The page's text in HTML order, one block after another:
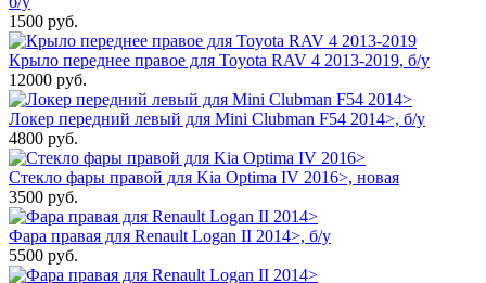
1500 руб.
Крыло переднее правое для Toyota RAV 4 2013-2019, б/у
12000 руб.
Локер передний левый для Mini Clubman F54 2014>, б/у
4800 руб.
Стекло фары правой для Kia Optima IV 2016>, новая
3500 руб.
Фара правая для Renault Logan II 2014>, б/у
5500 руб.